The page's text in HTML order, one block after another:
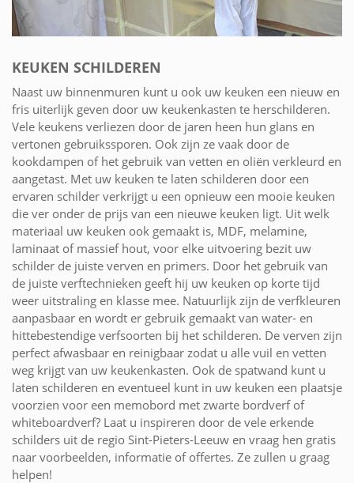
KEUKEN SCHILDEREN
Naast uw binnenmuren kunt u ook uw keuken een nieuw en
fris uiterlijk geven door uw keukenkasten te herschilderen.
Vele keukens verliezen door de jaren heen hun glans en
vertonen gebruikssporen. Ook zijn ze vaak door de
kookdampen of het gebruik van vetten en oliën verkleurd en
aangetast. Met uw keuken te laten schilderen door een
ervaren schilder verkrijgt u een opnieuw een mooie keuken
die ver onder de prijs van een nieuwe keuken ligt. Uit welk
materiaal uw keuken ook gemaakt is, MDF, melamine,
laminaat of massief hout, voor elke uitvoering bezit uw
schilder de juiste verven en primers. Door het gebruik van
de juiste verftechnieken geeft hij uw keuken op korte tijd
weer uitstraling en klasse mee. Natuurlijk zijn de verfkleuren
aanpasbaar en wordt er gebruik gemaakt van water- en
hittebestendige verfsoorten bij het schilderen. De verven zijn
perfect afwasbaar en reinigbaar zodat u alle vuil en vetten
weg krijgt van uw keukenkasten. Ook de spatwand kunt u
laten schilderen en eventueel kunt in uw keuken een plaatsje
voorzien voor een memobord met zwarte bordverf of
whiteboardverf? Laat u inspireren door de vele erkende
schilders uit de regio Sint-Pieters-Leeuw en vraag hen gratis
naar voorbeelden, informatie of offertes. Ze zullen u graag
helpen!